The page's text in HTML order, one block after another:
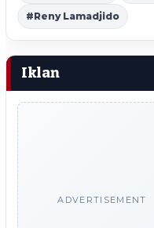
#Reny Lamadjido
Iklan
ADVERTISEMENT